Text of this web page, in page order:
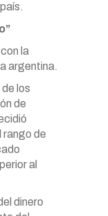
la
argentina.
los
de
rango de
al
dinero